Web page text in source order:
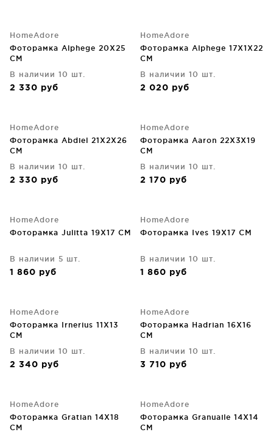
HomeAdore
Фоторамка Alphege 20X25
CM
В наличии 10 шт.
2 330 руб
HomeAdore
Фоторамка Alphege 17X1X22
CM
В наличии 10 шт.
2 020 руб
HomeAdore
Фоторамка Abdiel 21X2X26
CM
В наличии 10 шт.
2 330 руб
HomeAdore
Фоторамка Aaron 22X3X19
CM
В наличии 10 шт.
2 170 руб
HomeAdore
Фоторамка Julitta 19X17 CM
В наличии 5 шт.
1 860 руб
HomeAdore
Фоторамка Ives 19X17 CM
В наличии 10 шт.
1 860 руб
HomeAdore
Фоторамка Irnerius 11X13
CM
В наличии 10 шт.
2 340 руб
HomeAdore
Фоторамка Hadrian 16X16
CM
В наличии 10 шт.
3 710 руб
HomeAdore
Фоторамка Gratian 14X18
CM
HomeAdore
Фоторамка Granuaile 14X14
CM